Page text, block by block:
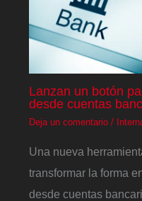
Lanzan un botón
desde cuentas
Deja un comentario /
Una nueva
transformar la forma
desde cuentas